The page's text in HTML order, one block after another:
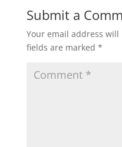
Submit a
Your email address
fields are marked *